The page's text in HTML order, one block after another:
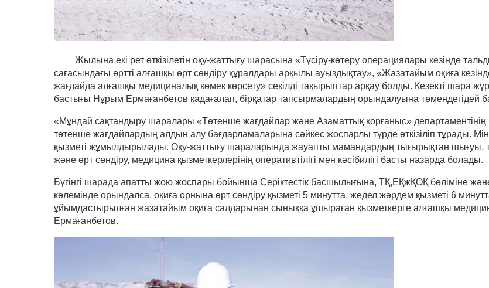
Жылына екі рет өткізілетін оқу-жаттығу шарасына «Түсіру-көтеру операциялары кезінде
сағасындағы өртті алғашқы өрт сөндіру құралдары арқылы ауыздықтау», «Жазатайым оқиға
жағдайда алғашқы медициналық көмек көрсету» секілді тақырыптар арқау болды. Кезекті шара
бастығы Нұрым Ермағанбетов қадағалап, бірқатар тапсырмалардың орындалуына төмендегідей
«Мұндай сақтандыру шаралары «Төтенше жағдайлар және Азаматтық қорғаныс» департаментінің
төтенше жағдайлардың алдын алу бағдарламаларына сәйкес жоспарлы түрде өткізіліп тұрады.
қызметі жұмылдырылады. Оқу-жаттығу шараларында жауапты мамандардың тығырықтан шығуы,
және өрт сөндіру, медицина қызметкерлерінің оперативтілігі мен кәсібилігі басты назарда болады.
Бүгінгі шарада апатты жою жоспары бойынша Серіктестік басшылығына, ТҚ,ЕҚжҚОҚ бөліміне
көлемінде орындалса, оқиға орнына өрт сөндіру қызметі 5 минутта, жедел жәрдем қызметі 6
ұйымдастырылған жазатайым оқиға салдарынан сыныққа ұшыраған қызметкерге алғашқы
Ермағанбетов.